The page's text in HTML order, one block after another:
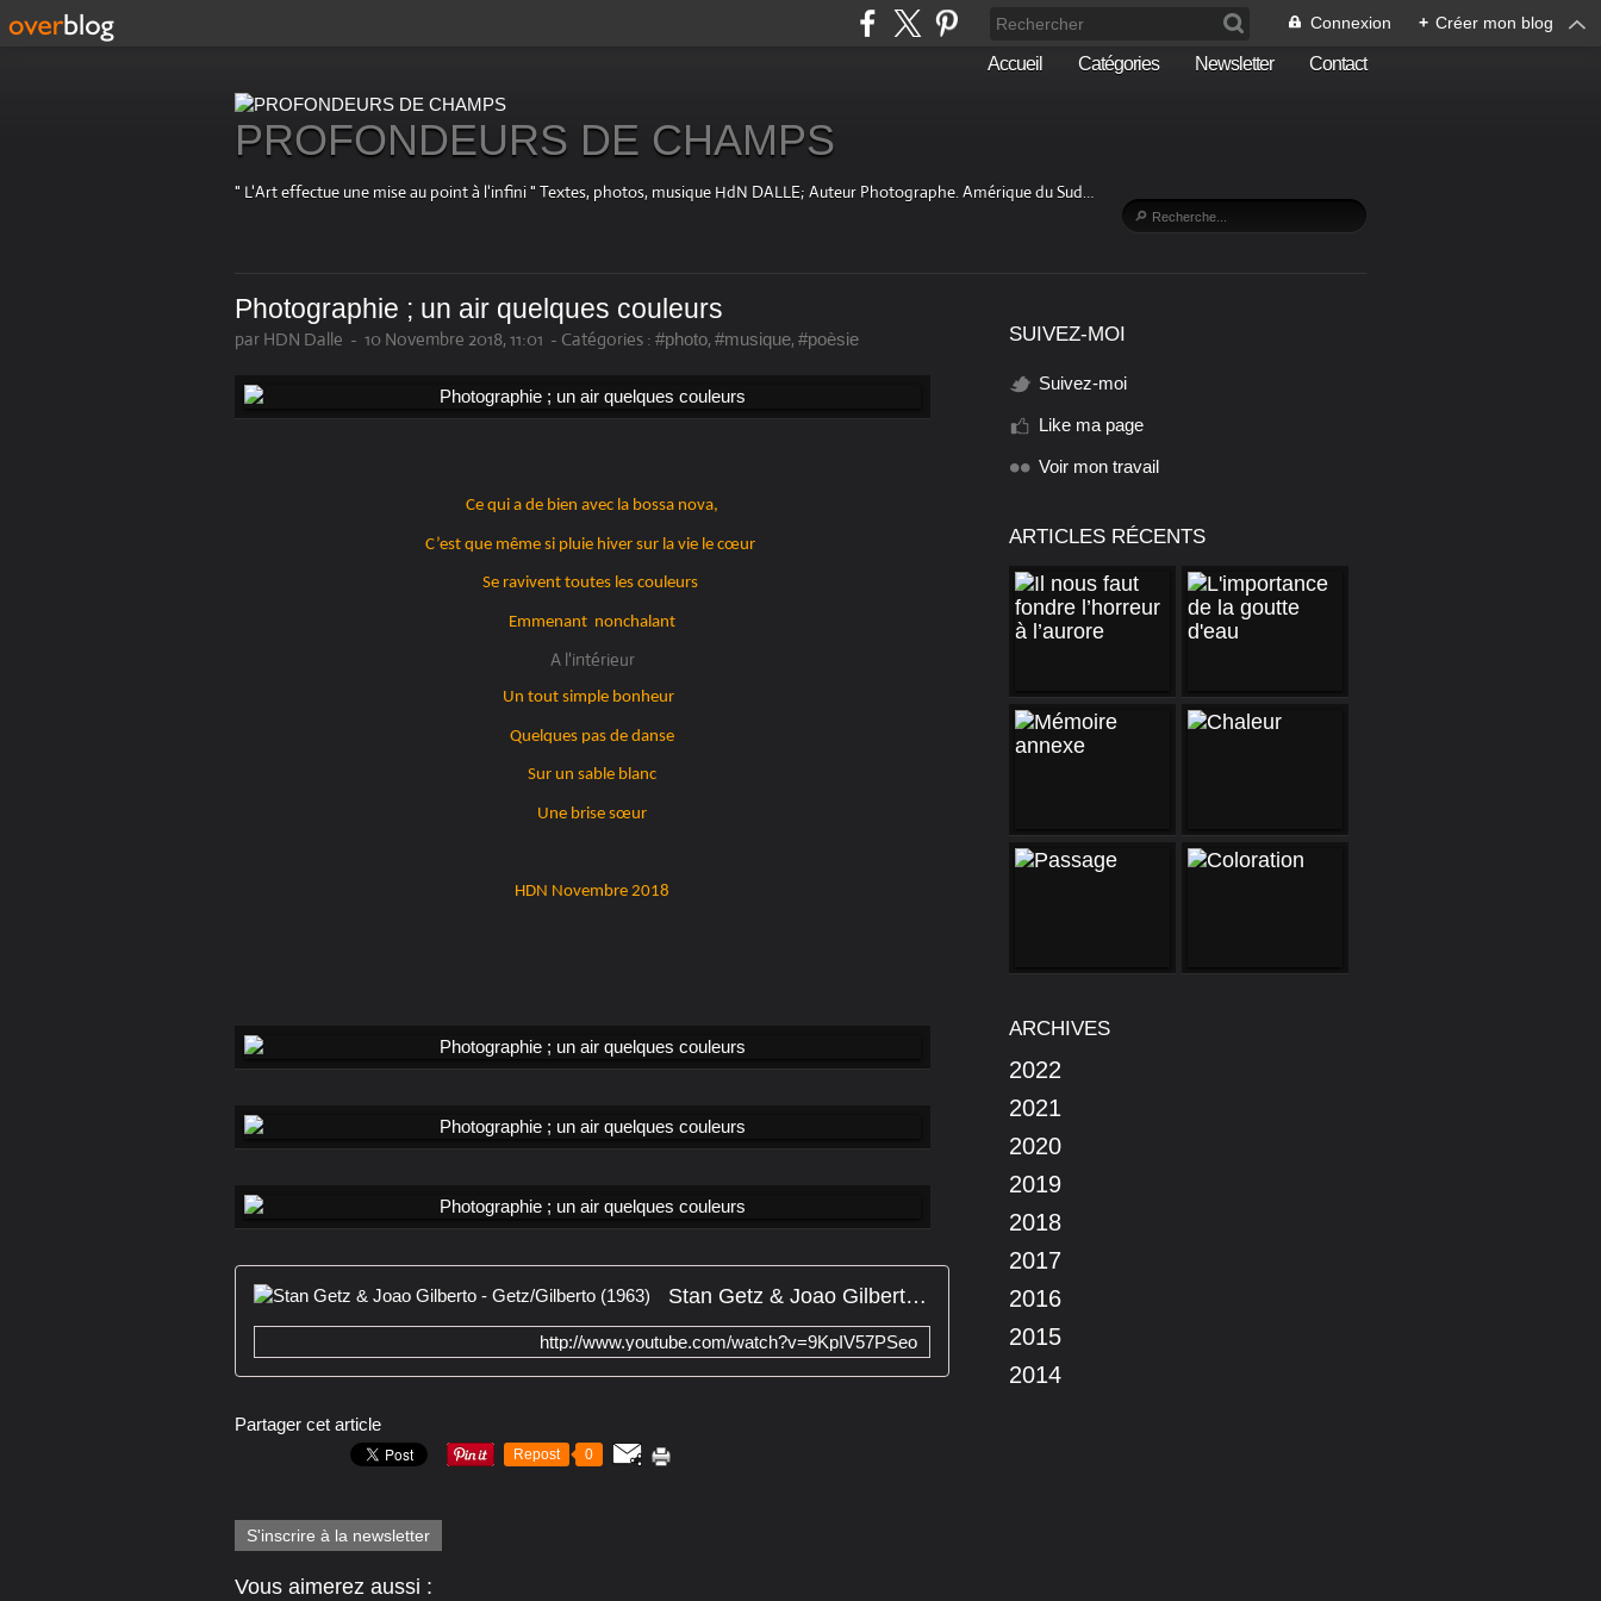
Connexion + Créer mon blog
Accueil Catégories Newsletter Contact
PROFONDEURS DE CHAMPS
" L'Art effectue une mise au point à l'infini " Textes, photos, musique HdN DALLE; Auteur Photographe. Amérique du Sud…
Photographie ; un air quelques couleurs
par HDN Dalle - 10 Novembre 2018, 11:01 - Catégories : #photo, #musique, #poèsie
Ce qui a de bien avec la bossa nova,
C’est que même si pluie hiver sur la vie le cœur
Se ravivent toutes les couleurs
Emmenant nonchalant
A l'intérieur
Un tout simple bonheur
Quelques pas de danse
Sur un sable blanc
Une brise sœur
HDN Novembre 2018
Stan Getz & Joao Gilberto - Getz/Gilberto (1963)
http://www.youtube.com/watch?v=9KpIV57PSeo
Partager cet article
Repost 0
S'inscrire à la newsletter
Vous aimerez aussi :
SUIVEZ-MOI
Suivez-moi
Like ma page
Voir mon travail
ARTICLES RÉCENTS
ARCHIVES
2022
2021
2020
2019
2018
2017
2016
2015
2014